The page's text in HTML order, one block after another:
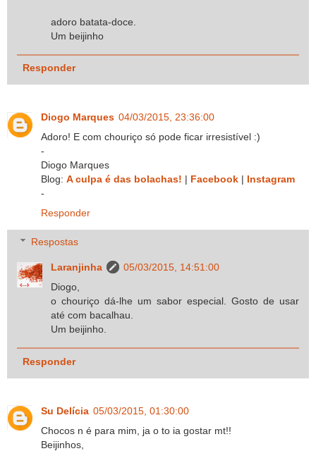
adoro batata-doce.
Um beijinho
Responder
Diogo Marques 04/03/2015, 23:36:00
Adoro! E com chouriço só pode ficar irresistível :)
-
Diogo Marques
Blog: A culpa é das bolachas! | Facebook | Instagram
-
Responder
Respostas
Laranjinha
05/03/2015, 14:51:00
Diogo,
o chouriço dá-lhe um sabor especial. Gosto de usar
até com bacalhau.
Um beijinho.
Responder
Su Delícia 05/03/2015, 01:30:00
Chocos n é para mim, ja o to ia gostar mt!!
Beijinhos,